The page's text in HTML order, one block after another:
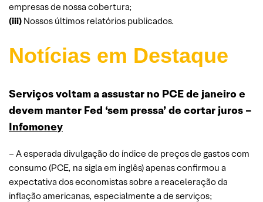
empresas de nossa cobertura;
(iii) Nossos últimos relatórios publicados.
Notícias em Destaque
Serviços voltam a assustar no PCE de janeiro e
devem manter Fed ‘sem pressa’ de cortar juros –
Infomoney
– A esperada divulgação do índice de preços de gastos com
consumo (PCE, na sigla em inglês) apenas confirmou a
expectativa dos economistas sobre a reaceleração da
inflação americanas, especialmente a de serviços;